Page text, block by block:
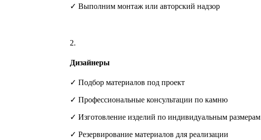
✓ Выполним монтаж или авторский надзор
2.
Дизайнеры
✓ Подбор материалов под проект
✓ Профессиональные консультации по камню
✓ Изготовление изделий по индивидуальным размерам
✓ Резервирование материалов для реализации